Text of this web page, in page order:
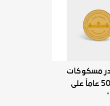
مسكوكات
تذكارية بمناسبة مرور 50 عاماً على